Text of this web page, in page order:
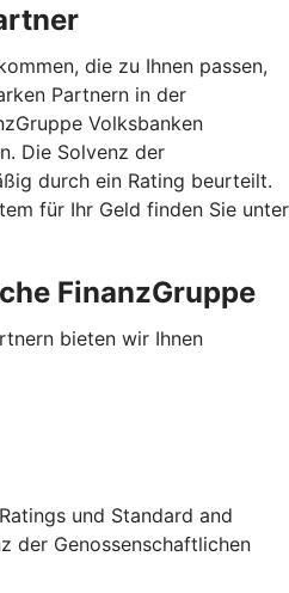
die zu Ihnen passen,
Partnern in der
Volksbanken
Die Solvenz der
durch ein Rating beurteilt.
für Ihr Geld finden Sie unter
FinanzGruppe
bieten wir Ihnen
und Standard and
der Genossenschaftlichen